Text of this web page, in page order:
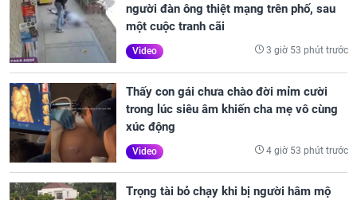
người đàn ông thiệt mạng trên phố, sau
một cuộc tranh cãi
Video 3 giờ 53 phút trước
Thấy con gái chưa chào đời mỉm cười
trong lúc siêu âm khiến cha mẹ vô cùng
xúc động
Video 4 giờ 53 phút trước
Trọng tài bỏ chạy khi bị người hâm mộ